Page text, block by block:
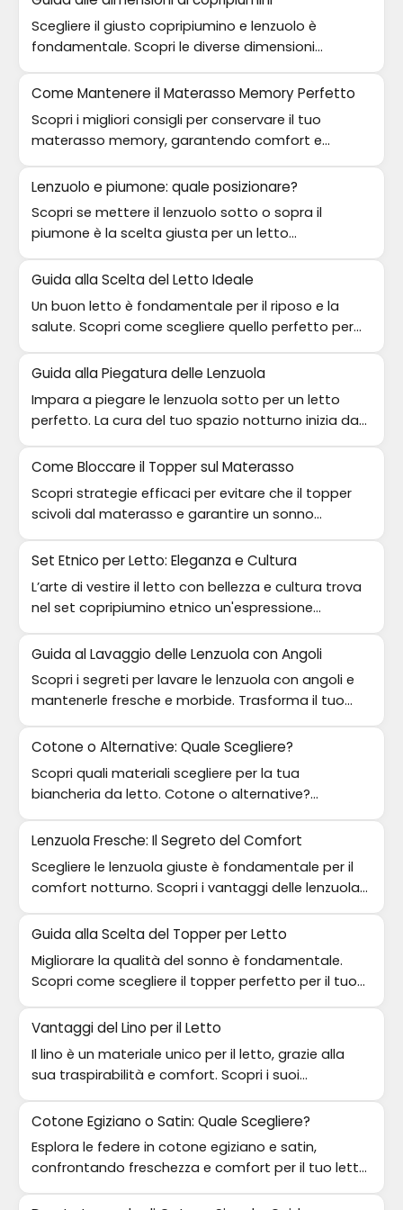
Scegliere il giusto copripiumino e lenzuolo è
fondamentale. Scopri le diverse dimensioni
Come Mantenere il Materasso Memory Perfetto
Scopri i migliori consigli per conservare il tuo
materasso memory, garantendo comfort e
Lenzuolo e piumone: quale posizionare?
Scopri se mettere il lenzuolo sotto o sopra il
piumone è la scelta giusta per un letto
confortevole e accogliente.
Guida alla Scelta del Letto Ideale
Un buon letto è fondamentale per il riposo e la
salute. Scopri come scegliere quello perfetto per
te e il tuo sonno.
Guida alla Piegatura delle Lenzuola
Impara a piegare le lenzuola sotto per un letto
perfetto. La cura del tuo spazio notturno inizia da
Come Bloccare il Topper sul Materasso
Scopri strategie efficaci per evitare che il topper
scivoli dal materasso e garantire un sonno
Set Etnico per Letto: Eleganza e Cultura
L’arte di vestire il letto con bellezza e cultura trova
nel set copripiumino etnico un'espressione
Guida al Lavaggio delle Lenzuola con Angoli
Scopri i segreti per lavare le lenzuola con angoli e
mantenerle fresche e morbide. Trasforma il tuo
letto in un rifugio perfetto!
Cotone o Alternative: Quale Scegliere?
Scopri quali materiali scegliere per la tua
biancheria da letto. Cotone o alternative?
Approfondisci il dibattito!
Lenzuola Fresche: Il Segreto del Comfort
Scegliere le lenzuola giuste è fondamentale per il
comfort notturno. Scopri i vantaggi delle lenzuola
Guida alla Scelta del Topper per Letto
Migliorare la qualità del sonno è fondamentale.
Scopri come scegliere il topper perfetto per il tuo
Vantaggi del Lino per il Letto
Il lino è un materiale unico per il letto, grazie alla
sua traspirabilità e comfort. Scopri i suoi
Cotone Egiziano o Satin: Quale Scegliere?
Esplora le federe in cotone egiziano e satin,
confrontando freschezza e comfort per il tuo letto
ideale.